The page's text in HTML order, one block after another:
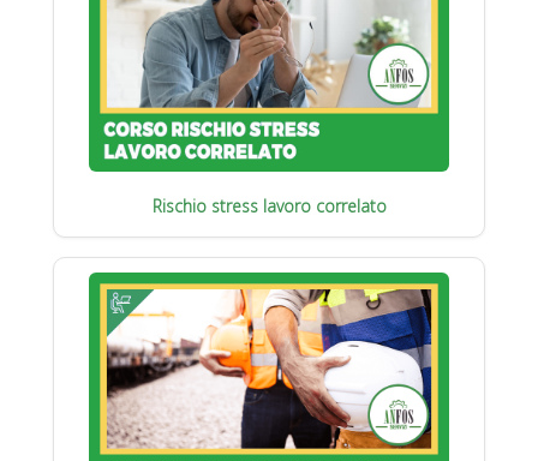
Rischio stress lavoro correlato